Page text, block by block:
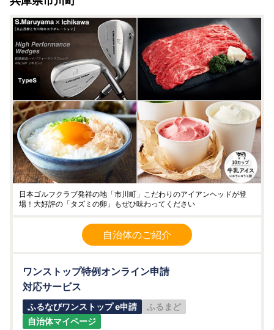
日本ゴルフクラブ発祥の地「市川町」こだわりのアイアンヘッドが登
場！大好評の「タズミの卵」もぜひ味わってください
自治体のご紹介
ワンストップ特例オンライン申請
対応サービス
ふるなびワンストップ e申請
ふるまど
自治体マイページ